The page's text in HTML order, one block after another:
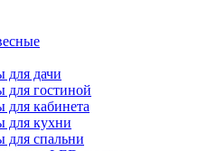
для дачи
для гостиной
для кабинета
для кухни
для спальни